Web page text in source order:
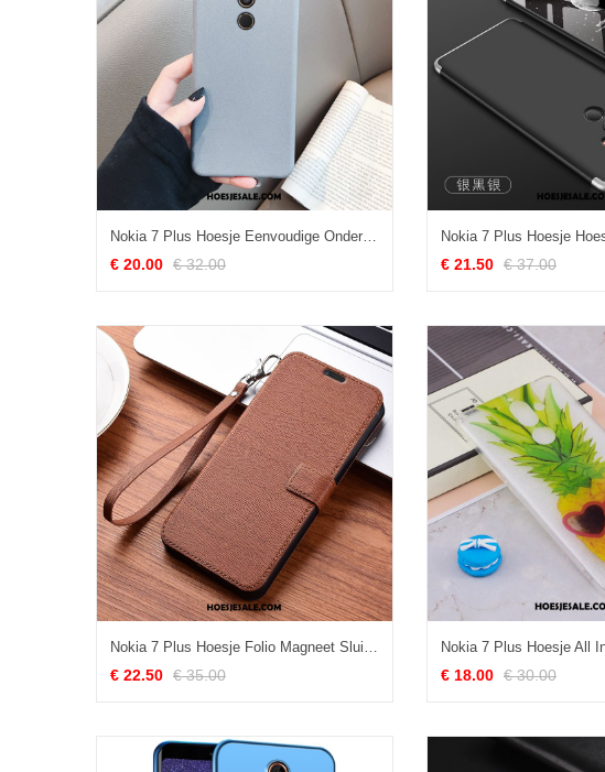
Nokia 7 Plus Hoesje Eenvoudige Ondersteuning Zacht Mobiele Telefoon Trendy Merk Kopen
€ 20.00 € 32.00 € 21.50 € 37.00
Nokia 7 Plus Hoesje Folio Magneet Sluit Zacht Hout Hoes Goedkoop
€ 22.50 € 35.00 € 18.00 € 30.00